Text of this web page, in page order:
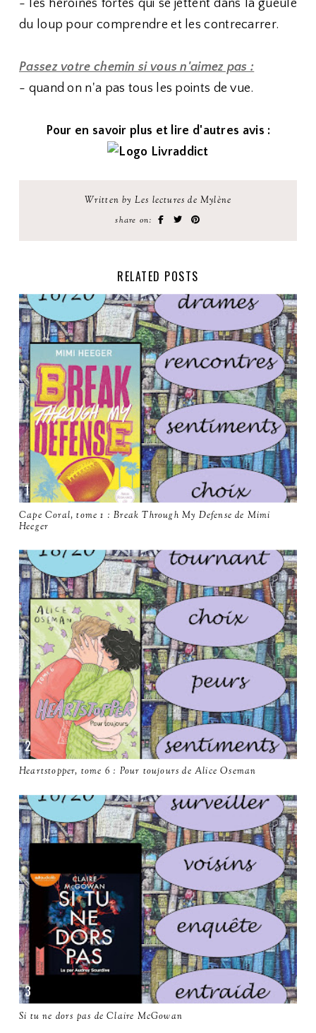
- les héroïnes fortes qui se jettent dans la gueule
du loup pour comprendre et les contrecarrer.
Passez votre chemin si vous n'aimez pas :
- quand on n'a pas tous les points de vue.
Pour en savoir plus et lire d'autres avis :
Written by Les lectures de Mylène
share on:
RELATED POSTS
Cape Coral, tome 1 : Break Through My Defense de Mimi
Heeger
Heartstopper, tome 6 : Pour toujours de Alice Oseman
Si tu ne dors pas de Claire McGowan